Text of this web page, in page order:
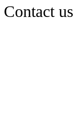
Contact us